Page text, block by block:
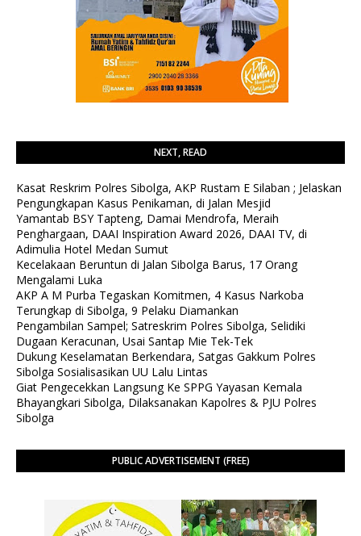
NEXT, READ
Kasat Reskrim Polres Sibolga, AKP Rustam E Silaban ; Jelaskan
Pengungkapan Kasus Penikaman, di Jalan Mesjid
Yamantab BSY Tapteng, Damai Mendrofa, Meraih
Penghargaan, DAAI Inspiration Award 2026, DAAI TV, di
Adimulia Hotel Medan Sumut
Kecelakaan Beruntun di Jalan Sibolga Barus, 17 Orang
Mengalami Luka
AKP A M Purba Tegaskan Komitmen, 4 Kasus Narkoba
Terungkap di Sibolga, 9 Pelaku Diamankan
Pengambilan Sampel; Satreskrim Polres Sibolga, Selidiki
Dugaan Keracunan, Usai Santap Mie Tek-Tek
Dukung Keselamatan Berkendara, Satgas Gakkum Polres
Sibolga Sosialisasikan UU Lalu Lintas
Giat Pengecekkan Langsung Ke SPPG Yayasan Kemala
Bhayangkari Sibolga, Dilaksanakan Kapolres & PJU Polres
Sibolga
PUBLIC ADVERTISEMENT (FREE)